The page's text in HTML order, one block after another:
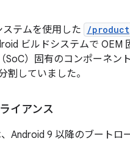
テムを使用した /product
ビルドシステムで
SoC）固有のコンポーネン
割していました。
イアンス
Android 9 以降のブート